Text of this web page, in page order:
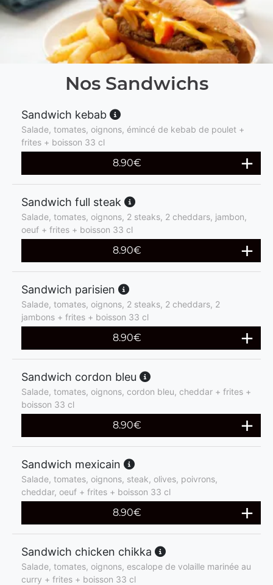
Nos Sandwichs
Sandwich kebab
Salade, tomates, oignons, émincé de kebab de poulet +
frites + boisson 33 cl
8.90€
Sandwich full steak
Salade, tomates, oignons, 2 steaks, 2 cheddars, jambon,
oeuf + frites + boisson 33 cl
8.90€
Sandwich parisien
Salade, tomates, oignons, 2 steaks, 2 cheddars, 2
jambons + frites + boisson 33 cl
8.90€
Sandwich cordon bleu
Salade, tomates, oignons, cordon bleu, cheddar + frites +
boisson 33 cl
8.90€
Sandwich mexicain
Salade, tomates, oignons, steak, olives, poivrons,
cheddar, oeuf + frites + boisson 33 cl
8.90€
Sandwich chicken chikka
Salade, tomates, oignons, escalope de volaille marinée au
curry + frites + boisson 33 cl